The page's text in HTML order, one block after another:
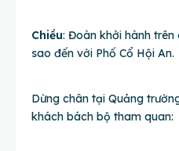
Chiều: Đoàn khởi hành trên
sao đến với Phố Cổ Hội An.
Dừng chân tại Quảng
khách bách bộ tham quan: